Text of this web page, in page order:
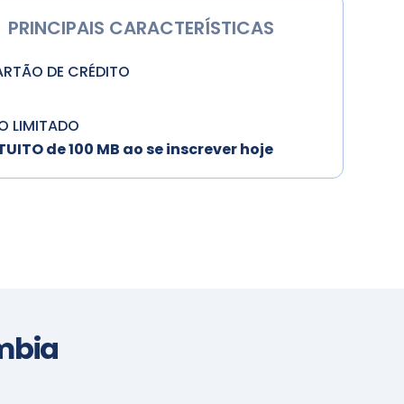
PRINCIPAIS CARACTERÍSTICAS
DE CRÉDITO
LIMITADO
de 100 MB ao se inscrever hoje